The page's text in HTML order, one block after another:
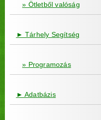
» Ötletből valóság
► Tárhely Segítség
» Programozás
► Adatbázis